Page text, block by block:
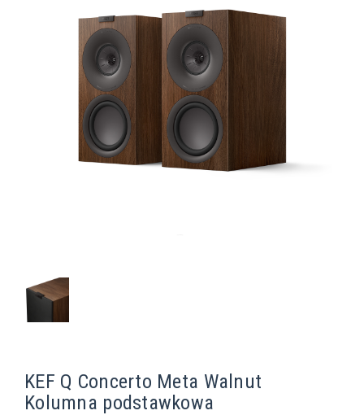
KEF Q Concerto Meta Walnut
Kolumna podstawkowa